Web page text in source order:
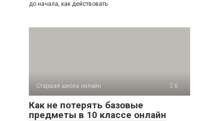
до начала, как действовать
Старшая школа онлайн 0
Как не потерять базовые
предметы в 10 классе онлайн